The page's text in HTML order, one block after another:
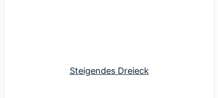
Steigendes Dreieck